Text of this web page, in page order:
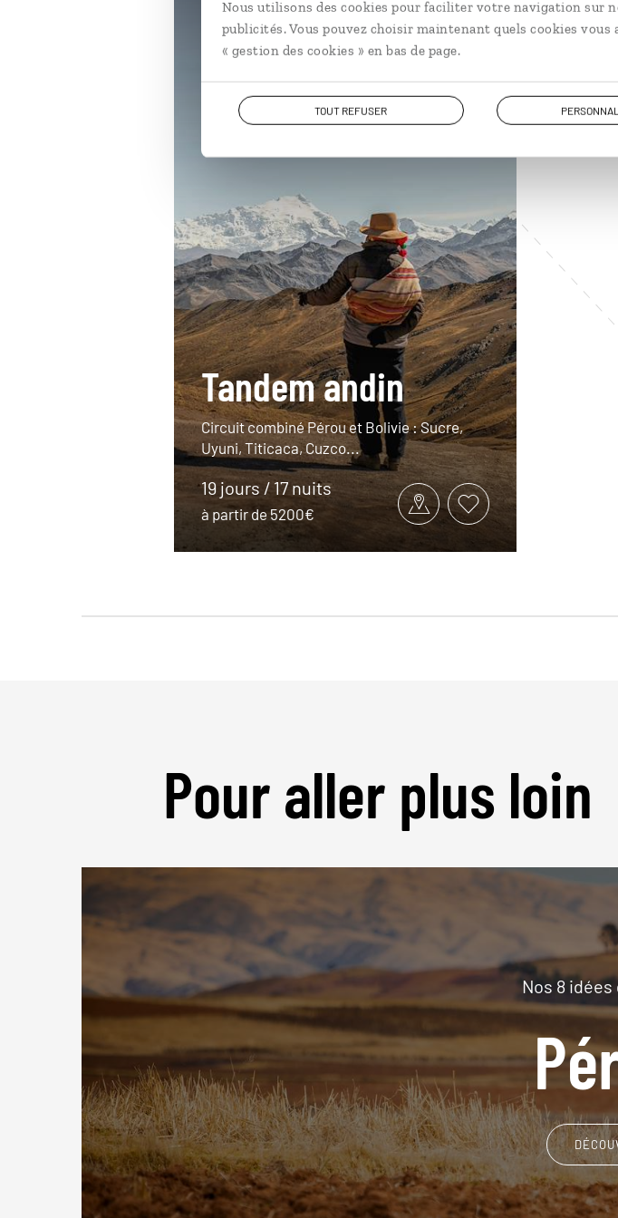
Nous utilisons des cookies pour faciliter votre navigation sur
publicités. Vous pouvez choisir maintenant quels cookies
« gestion des cookies » en bas de page.
TOUT REFUSER
Tandem andin
Circuit combiné Pérou et Bolivie : Sucre,
Uyuni, Titicaca, Cuzco...
19 jours / 17 nuits
à partir de 5200€
Pour aller plus loin
Nos 8 idées